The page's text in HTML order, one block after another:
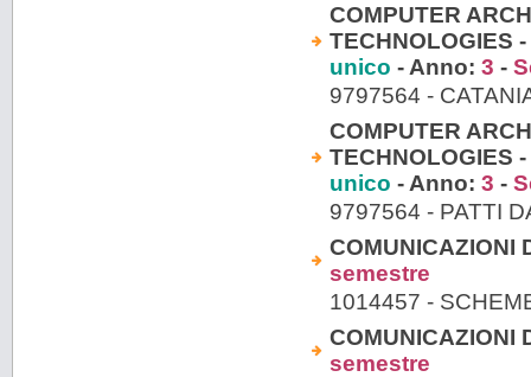
COMPUTER
TECHNOLOGIES
unico - Anno: 3 -
9797564 -
COMPUTER
TECHNOLOGIES
unico - Anno: 3 -
9797564 - PATTI
COMUNICAZIONI
semestre
1014457 -
COMUNICAZIONI
semestre